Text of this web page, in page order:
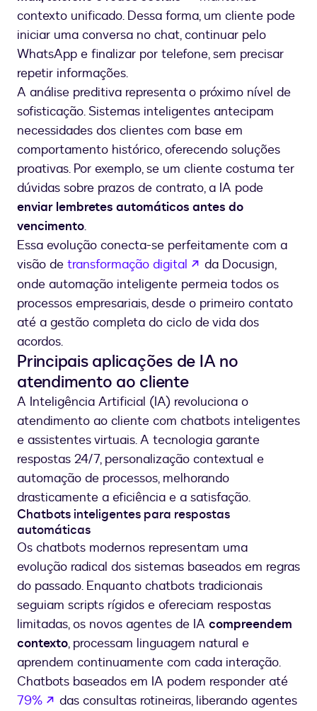
contexto unificado. Dessa forma, um cliente pode
iniciar uma conversa no chat, continuar pelo
WhatsApp e finalizar por telefone, sem precisar
repetir informações.
A análise preditiva representa o próximo nível de
sofisticação. Sistemas inteligentes antecipam
necessidades dos clientes com base em
comportamento histórico, oferecendo soluções
proativas. Por exemplo, se um cliente costuma ter
dúvidas sobre prazos de contrato, a IA pode
enviar lembretes automáticos antes do
vencimento.
Essa evolução conecta-se perfeitamente com a
visão de transformação digital se abre en una
da Docusign,
onde automação inteligente permeia todos os
processos empresariais, desde o primeiro contato
até a gestão completa do ciclo de vida dos
acordos.
Principais aplicações de IA no
atendimento ao cliente
A Inteligência Artificial (IA) revoluciona o
atendimento ao cliente com chatbots inteligentes
e assistentes virtuais. A tecnologia garante
respostas 24/7, personalização contextual e
automação de processos, melhorando
drasticamente a eficiência e a satisfação.
Chatbots inteligentes para respostas
automáticas
Os chatbots modernos representam uma
evolução radical dos sistemas baseados em regras
do passado. Enquanto chatbots tradicionais
seguiam scripts rígidos e ofereciam respostas
limitadas, os novos agentes de IA compreendem
contexto, processam linguagem natural e
aprendem continuamente com cada interação.
Chatbots baseados em IA podem responder até
79%
se abre en una nueva pestaña
das consultas rotineiras, liberando agentes